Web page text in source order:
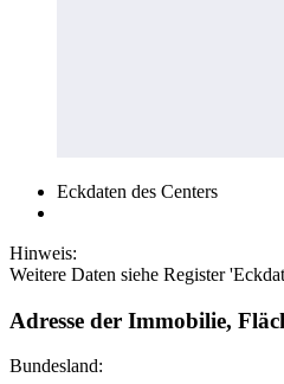
Eckdaten des Centers
Hinweis:
Weitere Daten siehe Register
Adresse der Immobilie,
Bundesland: